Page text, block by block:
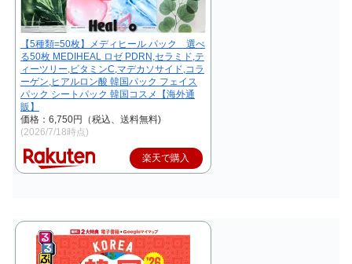
【5種類=50枚】メディヒール パック 選べ
る50枚 MEDIHEAL ロゼ PDRN,セラミド,テ
ィーツリー,ビタミンC,マデカソサイド,コラ
ーゲン,ヒアルロン酸 韓国パック フェイス
パック シートパック 韓国コスメ【海外通
販】
価格：6,750円（税込、送料無料)
(2026/7/18時点)
楽天で購入